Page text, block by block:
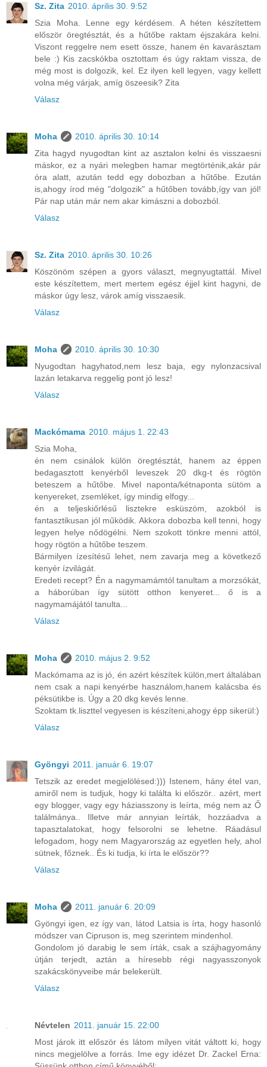
Sz. Zita 2010. április 30. 9:52
Szia Moha. Lenne egy kérdésem. A héten készítettem
először öregtésztát, és a hűtőbe raktam éjszakára kelni.
Viszont reggelre nem esett össze, hanem én kavarásztam
bele :) Kis zacskókba osztottam és úgy raktam vissza, de
még most is dolgozik, kel. Ez ilyen kell legyen, vagy kellett
volna még várjak, amíg öszeesik? Zita
Válasz
Moha
2010. április 30. 10:14
Zita hagyd nyugodtan kint az asztalon kelni és visszaesni
máskor, ez a nyári melegben hamar megtörténik,akár pár
óra alatt, azután tedd egy dobozban a hűtőbe. Ezután
is,ahogy írod még "dolgozik" a hűtőben tovább,így van jól!
Pár nap után már nem akar kimászni a dobozból.
Válasz
Sz. Zita 2010. április 30. 10:26
Köszönöm szépen a gyors választ, megnyugtattál. Mivel
este készítettem, mert mertem egész éjjel kint hagyni, de
máskor úgy lesz, várok amíg visszaesik.
Válasz
Moha
2010. április 30. 10:30
Nyugodtan hagyhatod,nem lesz baja, egy nylonzacsival
lazán letakarva reggelig pont jó lesz!
Válasz
Mackómama 2010. május 1. 22:43
Szia Moha,
én nem csinálok külön öregtésztát, hanem az éppen
bedagasztott kenyérből leveszek 20 dkg-t és rögtön
beteszem a hűtőbe. Mivel naponta/kétnaponta sütöm a
kenyereket, zsemléket, így mindig elfogy...
én a teljeskiőrlésű lisztekre esküszöm, azokból is
fantasztikusan jól működik. Akkora dobozba kell tenni, hogy
legyen helye nődögélni. Nem szokott tönkre menni attól,
hogy rögtön a hűtőbe teszem.
Bármilyen ízesítésű lehet, nem zavarja meg a következő
kenyér ízvilágát.
Eredeti recept? Én a nagymamámtól tanultam a morzsókát,
a háborúban így sütött otthon kenyeret... ő is a
nagymamájától tanulta...
Válasz
Moha
2010. május 2. 9:52
Mackómama az is jó, én azért készítek külön,mert általában
nem csak a napi kenyérbe használom,hanem kalácsba és
péksütikbe is. Úgy a 20 dkg kevés lenne.
Szoktam tk.liszttel vegyesen is készíteni,ahogy épp sikerül:)
Válasz
Gyöngyi 2011. január 6. 19:07
Tetszik az eredet megjelölésed:))) Istenem, hány étel van,
amiről nem is tudjuk, hogy ki találta ki először.. azért, mert
egy blogger, vagy egy háziasszony is leírta, még nem az Ő
találmánya.. Illetve már annyian leírták, hozzáadva a
tapasztalatokat, hogy felsorolni se lehetne. Ráadásul
lefogadom, hogy nem Magyarország az egyetlen hely, ahol
sütnek, főznek.. És ki tudja, ki írta le először??
Válasz
Moha
2011. január 6. 20:09
Gyöngyi igen, ez így van, látod Latsia is írta, hogy hasonló
módszer van Cipruson is, meg szerintem mindenhol.
Gondolom jó darabig le sem írták, csak a szájhagyomány
útján terjedt, aztán a híresebb régi nagyasszonyok
szakácskönyveibe már belekerült.
Válasz
Névtelen 2011. január 15. 22:00
Most járok itt először és látom milyen vitát váltott ki, hogy
nincs megjelölve a forrás. Ime egy idézet Dr. Zackel Erna: